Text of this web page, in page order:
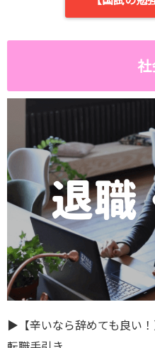
社
▶︎【辛いなら辞めても良い